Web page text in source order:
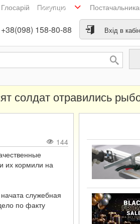
Глосарій Покупцю
+38(098) 158-80-88 Вхід в
солдат отравились
144
их кормили на
служебная
по факту